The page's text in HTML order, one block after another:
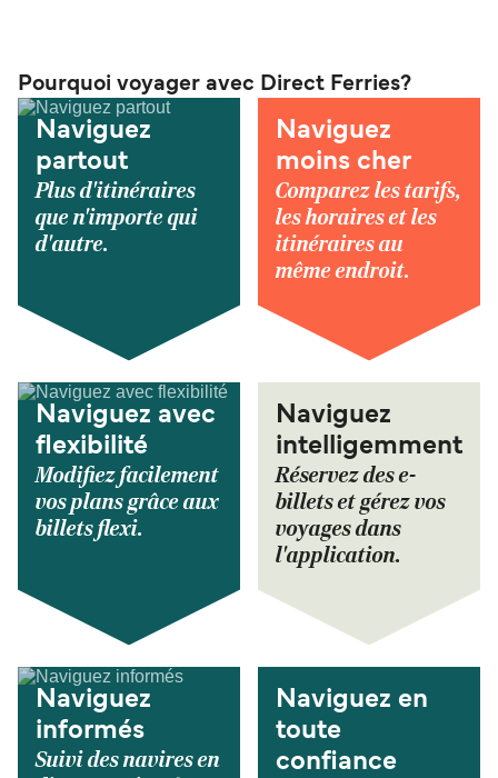
Pourquoi voyager avec Direct Ferries?
Naviguez
partout
Plus d'itinéraires
que n'importe qui
d'autre.
Naviguez
moins cher
Comparez les tarifs,
les horaires et les
itinéraires au
même endroit.
Naviguez avec
flexibilité
Modifiez facilement
vos plans grâce aux
billets flexi.
Naviguez
intelligemment
Réservez des e-
billets et gérez vos
voyages dans
l'application.
Naviguez
informés
Suivi des navires en
Naviguez en
toute
confiance